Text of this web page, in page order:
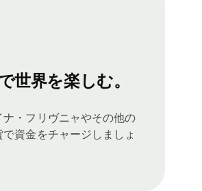
世界を楽しむ。
ナ・フリヴニャやその他の
で資金をチャージしましょ